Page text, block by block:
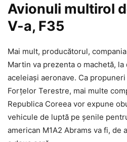
Avionuli multirol
V-a, F35
Mai mult, producătorul,
Martin va prezenta o machetă,
aceleiași aeronave. Ca
Forțelor Terestre, mai multe
Republica Coreea vor expune
vehicule de luptă pe șenile
american M1A2 Abrams va fi, de